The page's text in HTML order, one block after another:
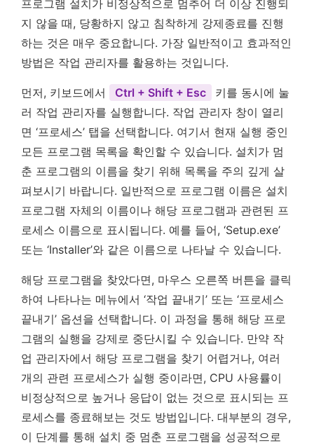
프로그램 설치가 비정상적으로 멈추어 더 이상 진행되
지 않을 때, 당황하지 않고 침착하게 강제종료를 진행
하는 것은 매우 중요합니다. 가장 일반적이고 효과적인
방법은 작업 관리자를 활용하는 것입니다.
먼저, 키보드에서 Ctrl + Shift + Esc
키를 동시에 눌
러 작업 관리자를 실행합니다. 작업 관리자 창이 열리
면 ‘프로세스’ 탭을 선택합니다. 여기서 현재 실행 중인
모든 프로그램 목록을 확인할 수 있습니다. 설치가 멈
춘 프로그램의 이름을 찾기 위해 목록을 주의 깊게 살
펴보시기 바랍니다. 일반적으로 프로그램 이름은 설치
프로그램 자체의 이름이나 해당 프로그램과 관련된 프
로세스 이름으로 표시됩니다. 예를 들어, ‘Setup.exe’
또는 ‘Installer’와 같은 이름으로 나타날 수 있습니다.
해당 프로그램을 찾았다면, 마우스 오른쪽 버튼을 클릭
하여 나타나는 메뉴에서 ‘작업 끝내기’ 또는 ‘프로세스
끝내기’ 옵션을 선택합니다. 이 과정을 통해 해당 프로
그램의 실행을 강제로 중단시킬 수 있습니다. 만약 작
업 관리자에서 해당 프로그램을 찾기 어렵거나, 여러
개의 관련 프로세스가 실행 중이라면, CPU 사용률이
비정상적으로 높거나 응답이 없는 것으로 표시되는 프
로세스를 종료해보는 것도 방법입니다. 대부분의 경우,
이 단계를 통해 설치 중 멈춘 프로그램을 성공적으로